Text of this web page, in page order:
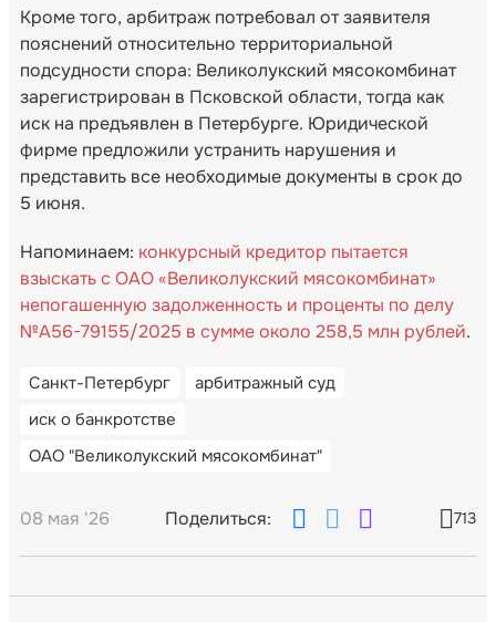
Кроме того, арбитраж потребовал от заявителя
пояснений относительно территориальной
подсудности спора: Великолукский мясокомбинат
зарегистрирован в Псковской области, тогда как
иск на предъявлен в Петербурге. Юридической
фирме предложили устранить нарушения и
представить все необходимые документы в срок до
5 июня.
Напоминаем: конкурсный кредитор пытается
взыскать с ОАО «Великолукский мясокомбинат»
непогашенную задолженность и проценты по делу
№А56-79155/2025 в сумме около 258,5 млн рублей.
Санкт-Петербург
арбитражный суд
иск о банкротстве
ОАО "Великолукский мясокомбинат"
08 мая '26 Поделиться: 713